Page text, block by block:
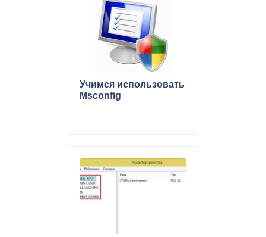
Учимся использовать
Msconfig